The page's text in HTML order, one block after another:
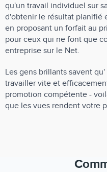
qu'un travail individuel sur
d'obtenir le résultat planifié
en proposant un forfait au
pour ceux qui ne font que
entreprise sur le Net.
Les gens brillants savent
travailler vite et
promotion compétente -
que les vues rendent votre